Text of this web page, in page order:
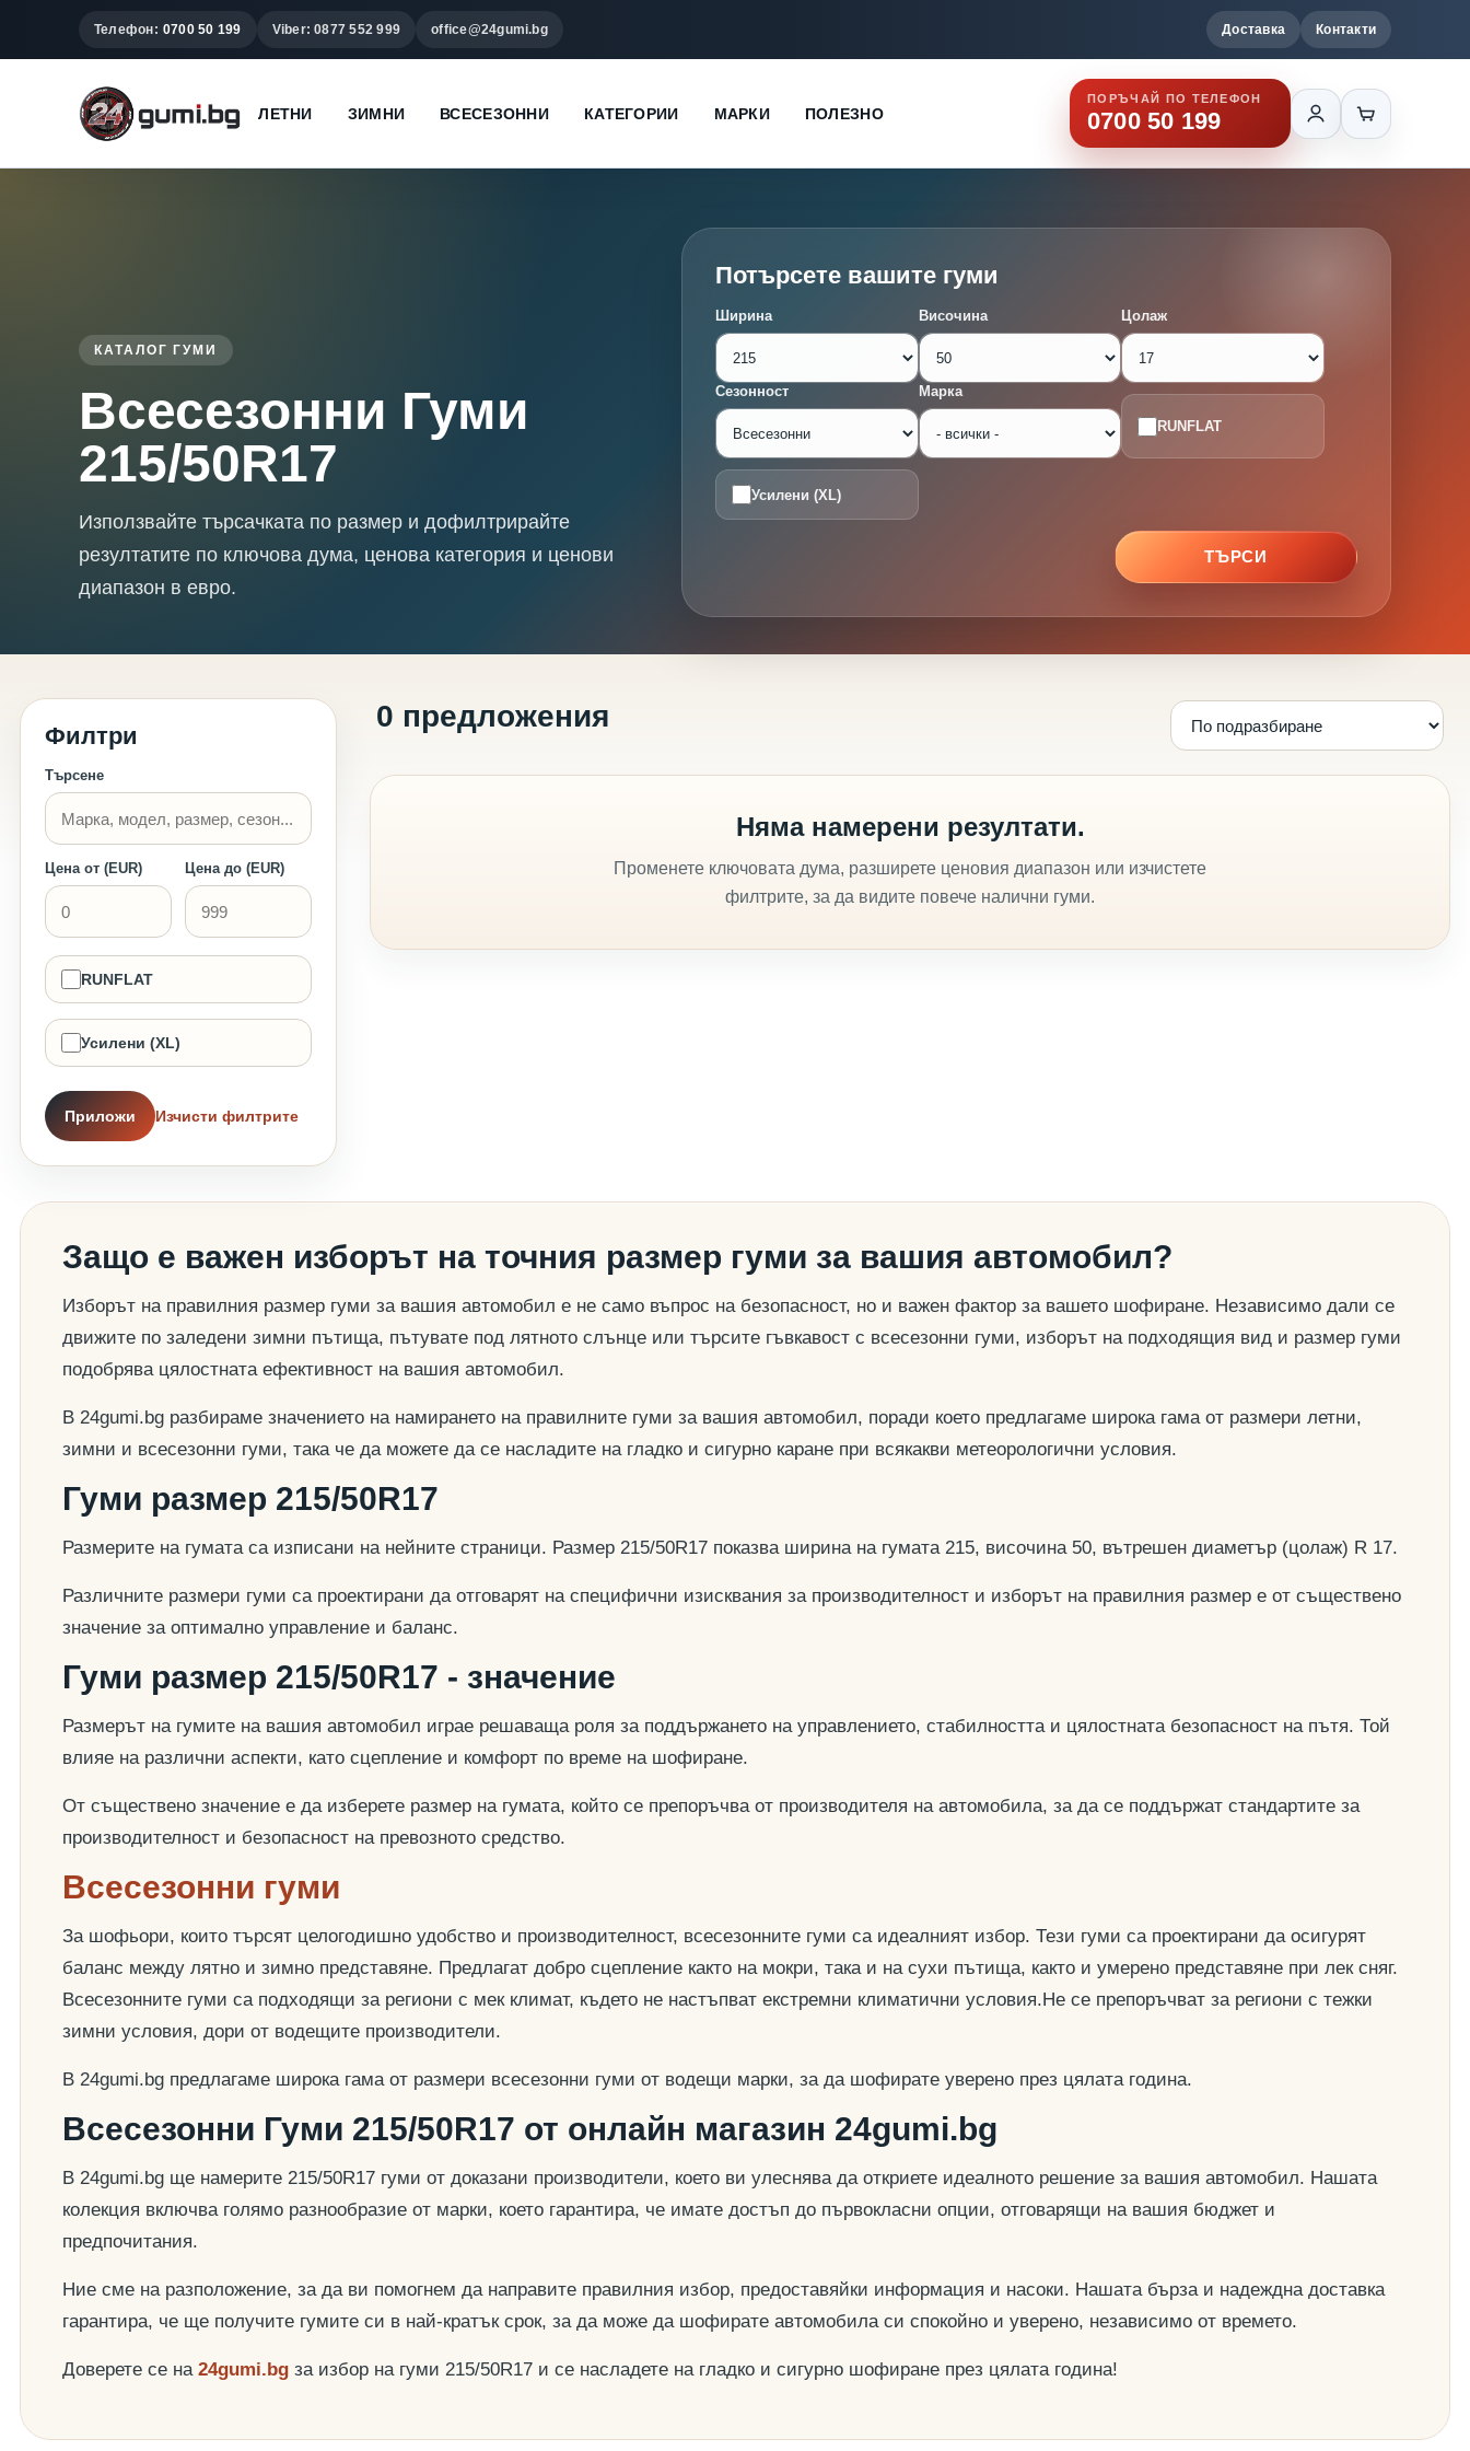
Телефон: 0700 50 199 Viber: 0877 552 999 office@24gumi.bg Доставка Контакти
ЛЕТНИ ЗИМНИ ВСЕСЕЗОННИ КАТЕГОРИИ МАРКИ ПОЛЕЗНО
ПОРЪЧАЙ ПО ТЕЛЕФОН
0700 50 199
КАТАЛОГ ГУМИ
Всесезонни Гуми
215/50R17
Използвайте търсачката по размер и дофилтрирайте
резултатите по ключова дума, ценова категория и ценови
диапазон в евро.
Потърсете вашите гуми
Ширина Височина Цолаж
Сезонност Марка
RUNFLAT
Усилени (XL)
ТЪРСИ
Филтри
Търсене
Цена от (EUR) Цена до (EUR)
RUNFLAT
Усилени (XL)
Приложи Изчисти филтрите
0 предложения
Няма намерени резултати.
Променете ключовата дума, разширете ценовия диапазон или изчистете
филтрите, за да видите повече налични гуми.
Защо е важен изборът на точния размер гуми за вашия автомобил?
Изборът на правилния размер гуми за вашия автомобил е не само въпрос на безопасност, но и важен фактор за вашето шофиране. Независимо дали се
движите по заледени зимни пътища, пътувате под лятното слънце или търсите гъвкавост с всесезонни гуми, изборът на подходящия вид и размер гуми
подобрява цялостната ефективност на вашия автомобил.
В 24gumi.bg разбираме значението на намирането на правилните гуми за вашия автомобил, поради което предлагаме широка гама от размери летни,
зимни и всесезонни гуми, така че да можете да се насладите на гладко и сигурно каране при всякакви метеорологични условия.
Гуми размер 215/50R17
Размерите на гумата са изписани на нейните страници. Размер 215/50R17 показва ширина на гумата 215, височина 50, вътрешен диаметър (цолаж) R 17.
Различните размери гуми са проектирани да отговарят на специфични изисквания за производителност и изборът на правилния размер е от съществено
значение за оптимално управление и баланс.
Гуми размер 215/50R17 - значение
Размерът на гумите на вашия автомобил играе решаваща роля за поддържането на управлението, стабилността и цялостната безопасност на пътя. Той
влияе на различни аспекти, като сцепление и комфорт по време на шофиране.
От съществено значение е да изберете размер на гумата, който се препоръчва от производителя на автомобила, за да се поддържат стандартите за
производителност и безопасност на превозното средство.
Всесезонни гуми
За шофьори, които търсят целогодишно удобство и производителност, всесезонните гуми са идеалният избор. Тези гуми са проектирани да осигурят
баланс между лятно и зимно представяне. Предлагат добро сцепление както на мокри, така и на сухи пътища, както и умерено представяне при лек сняг.
Всесезонните гуми са подходящи за региони с мек климат, където не настъпват екстремни климатични условия.Не се препоръчват за региони с тежки
зимни условия, дори от водещите производители.
В 24gumi.bg предлагаме широка гама от размери всесезонни гуми от водещи марки, за да шофирате уверено през цялата година.
Всесезонни Гуми 215/50R17 от онлайн магазин 24gumi.bg
В 24gumi.bg ще намерите 215/50R17 гуми от доказани производители, което ви улеснява да откриете идеалното решение за вашия автомобил. Нашата
колекция включва голямо разнообразие от марки, което гарантира, че имате достъп до първокласни опции, отговарящи на вашия бюджет и
предпочитания.
Ние сме на разположение, за да ви помогнем да направите правилния избор, предоставяйки информация и насоки. Нашата бърза и надеждна доставка
гарантира, че ще получите гумите си в най-кратък срок, за да може да шофирате автомобила си спокойно и уверено, независимо от времето.
Доверете се на 24gumi.bg за избор на гуми 215/50R17 и се насладете на гладко и сигурно шофиране през цялата година!